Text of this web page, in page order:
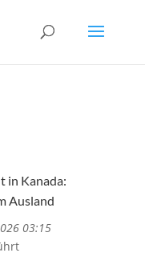
in Kanada:
Ausland
03:15